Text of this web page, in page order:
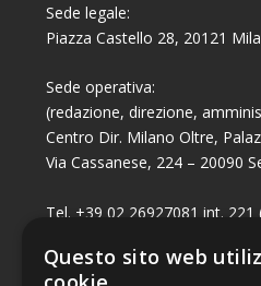
Sede legale:
Piazza Castello 28, 20121
Sede operativa:
(redazione, direzione,
Centro Dir. Milano Oltre,
Via Cassanese, 224 – 20090
Tel. +39 02 26927081 int. 221
Tel. +39 02 26927081 int.
Fax +39 02 26951006
Questo sito web